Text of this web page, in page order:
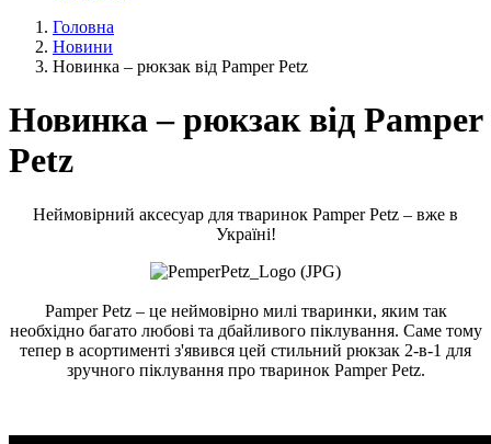
Головна
Новини
Новинка – рюкзак від Pamper Petz
Новинка – рюкзак від Pamper
Petz
Неймовірний аксесуар для тваринок Pamper Petz – вже в
Україні!
Pamper Petz – це неймовірно милі тваринки, яким так
необхідно багато любові та дбайливого піклування. Саме тому
тепер в асортименті з'явився цей стильний рюкзак 2-в-1 для
зручного піклування про тваринок Pamper Petz.